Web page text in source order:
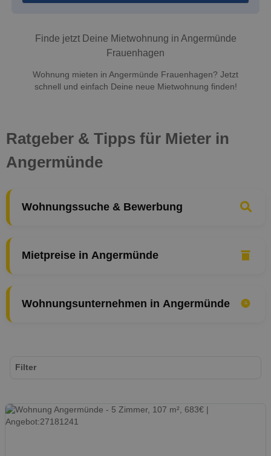
Finde jetzt Deine Mietwohnung in Angermünde
Frauenhagen
Wohnung mieten in Angermünde Frauenhagen? Jetzt
schnell und einfach Deine neue Mietwohnung finden!
Ratgeber & Tipps für Mieter in
Angermünde
Wohnungssuche & Bewerbung
Mietpreise in Angermünde
Wohnungsunternehmen in Angermünde
Filter